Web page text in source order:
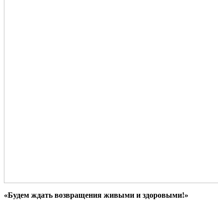
«Будем ждать возвращения живыми и здоровыми!»